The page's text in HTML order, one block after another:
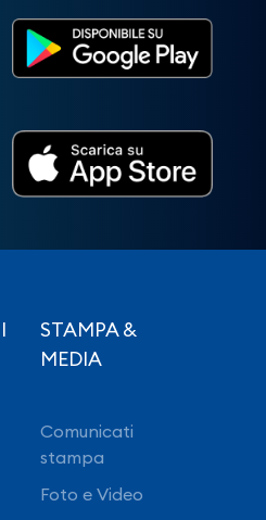
STAMPA &
MEDIA
Comunicati
stampa
Foto e Video